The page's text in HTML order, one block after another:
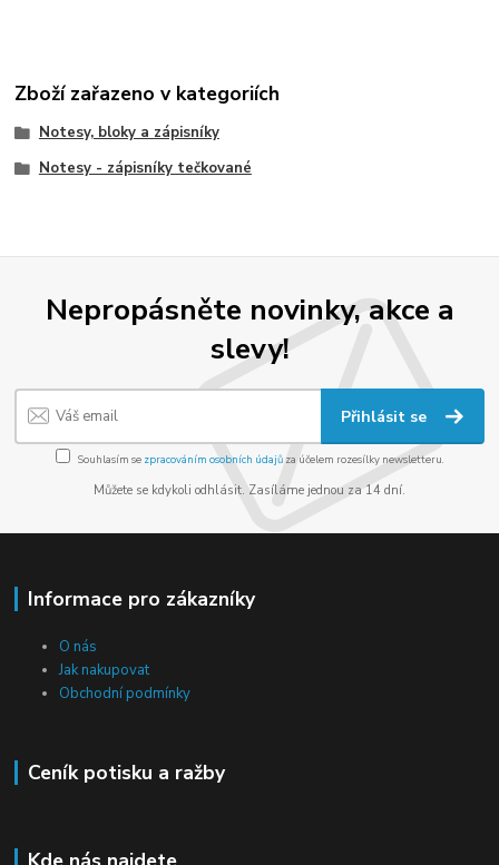
Zboží zařazeno v kategoriích
Notesy, bloky a zápisníky
Notesy - zápisníky tečkované
Nepropásněte novinky, akce a
slevy!
Přihlásit se
Souhlasím se zpracováním osobních údajůza účelem rozesílky newsletteru.
Můžete se kdykoli odhlásit. Zasíláme jednou za 14 dní.
Informace pro zákazníky
O nás
Jak nakupovat
Obchodní podmínky
Ceník potisku a ražby